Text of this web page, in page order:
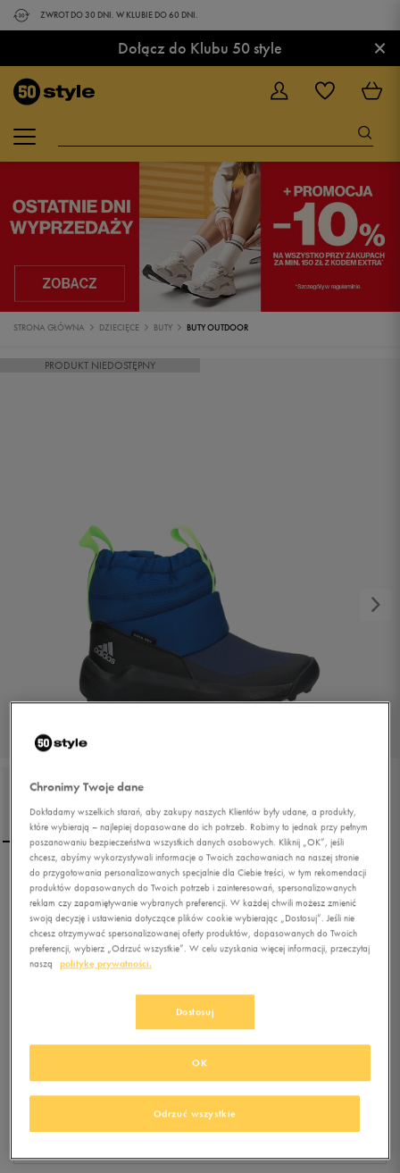
ZWROT DO 30 DNI. W KLUBIE DO 60 DNI.
Dołącz do Klubu 50 style ×
STRONA GŁÓWNA DZIECIĘCE BUTY BUTY OUTDOOR
PRODUKT NIEDOSTĘPNY
ADIDAS ACTIVE SNOW
C.RDY C
0.0
159,99złz Vat
KLUBIE 50 STYLE
Produkt niedostępny
Chronimy Twoje dane
Dokładamy wszelkich starań, aby zakupy naszych Klientów były udane, a produkty,
które wybierają – najlepiej dopasowane do ich potrzeb. Robimy to jednak przy pełnym
poszanowaniu bezpieczeństwa wszystkich danych osobowych. Kliknij „OK”, jeśli
chcesz, abyśmy wykorzystywali informacje o Twoich zachowaniach na naszej stronie
do przygotowania personalizowanych specjalnie dla Ciebie treści, w tym rekomendacji
produktów dopasowanych do Twoich potrzeb i zainteresowań, spersonalizowanych
reklam czy zapamiętywanie wybranych preferencji. W każdej chwili możesz zmienić
swoją decyzję i ustawienia dotyczące plików cookie wybierając „Dostosuj”. Jeśli nie
chcesz otrzymywać spersonalizowanej oferty produktów, dopasowanych do Twoich
preferencji, wybierz „Odrzuć wszystkie”. W celu uzyskania więcej informacji, przeczytaj
naszą
politykę prywatności.
Dostosuj
Odrzuć wszystkie
OK